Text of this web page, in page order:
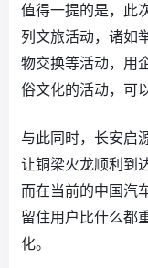
值得一提的是，此
列文旅活动，诸如
物交换等活动，用
俗文化的活动，可
与此同时，长安启
让铜梁火龙顺利到
而在当前的中国汽
留住用户比什么都
化。